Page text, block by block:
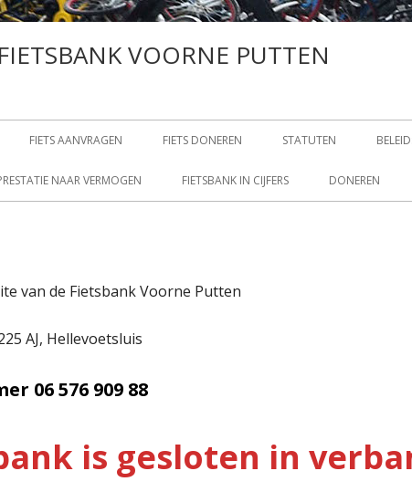
VOORNE PUTTEN
FIETS AANVRAGEN FIETS DONEREN STATUTEN
NAAR VERMOGEN FIETSBANK IN CIJFERS DONEREN
van de Fietsbank Voorne Putten
AJ, Hellevoetsluis
06 576 909 88
is gesloten in